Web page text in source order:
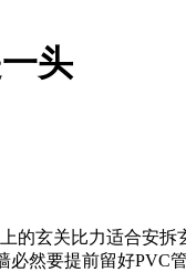
头
玄关比力适合安
然要提前留好